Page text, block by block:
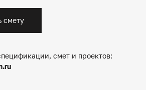
смету
смет и проектов: